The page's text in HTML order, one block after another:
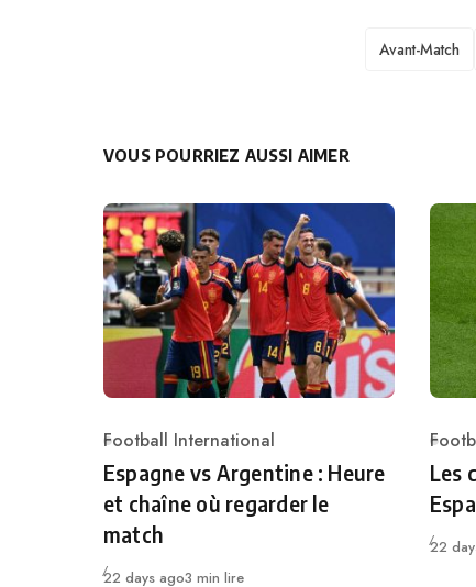
TAGS
Avant-Match
VOUS POURRIEZ AUSSI AIMER
Category
Football International
Espagne vs Argentine : Heure
et chaîne où regarder le
match
Publié
22 days ago3 min lire
Les
Publié
22